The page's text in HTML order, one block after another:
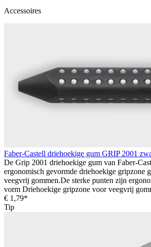
Accessoires
Faber-Castell driehoekige gum GRIP 2001
De Grip 2001 driehoekige gum van Faber-
ergonomisch gevormde driehoekige gripzone
veegvrij gommen.De sterke punten zijn
vorm Driehoekige gripzone voor veegvrij
€ 1,79*
Tip